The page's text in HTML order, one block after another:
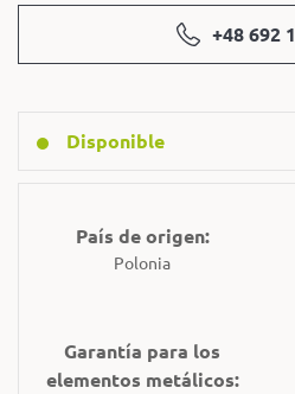
+48 692
Disponible
País de origen:
Polonia
Garantía para los
elementos metálicos: